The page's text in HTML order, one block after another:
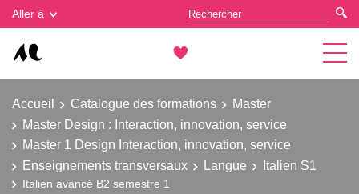
Aller à
Accueil Catalogue des formations
Master
Master Design : Interaction, innovation, service
Master 1 Design Interaction, innovation, service
Enseignements transversaux
Langue Italien S1
Italien avancé B2 semestre 1
Gestion des cookies